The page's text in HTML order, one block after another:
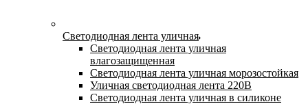
Светодиодная лента уличная
Светодиодная лента уличная
влагозащищенная
Светодиодная лента уличная морозостойкая
Уличная светодиодная лента 220В
Светодиодная лента уличная в силиконе